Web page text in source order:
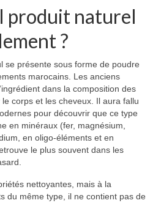
produit naturel
?
se présente sous forme de poudre
marocains. Les anciens
dans la composition des
corps et les cheveux. Il aura fallu
pour découvrir que ce type
en minéraux (fer, magnésium,
en oligo-éléments et en
le plus souvent dans les
nettoyantes, mais à la
du même type, il ne contient pas de